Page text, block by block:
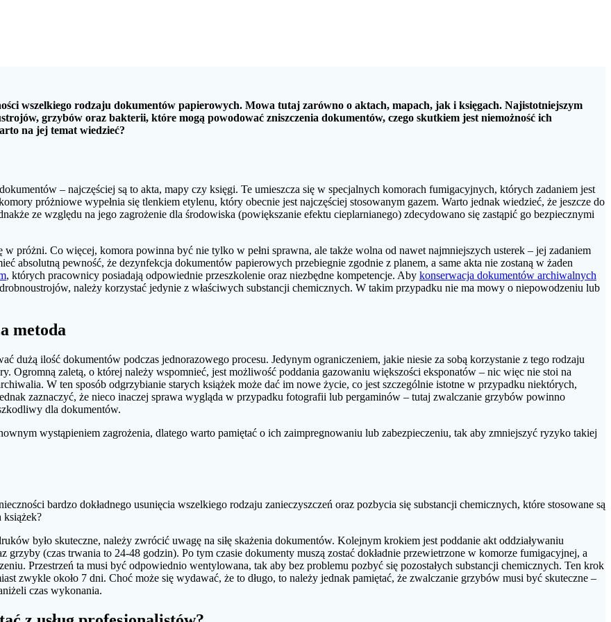
wszelkiego rodzaju dokumentów papierowych. Mowa tutaj zarówno o aktach, mapach, jak i księgach. Najistotniejszym
grzybów oraz bakterii, które mogą powodować zniszczenia dokumentów, czego skutkiem jest niemożność ich
na jej temat wiedzieć?
– najczęściej są to akta, mapy czy księgi. Te umieszcza się w specjalnych komorach fumigacyjnych, których zadaniem jest
próżniowe wypełnia się tlenkiem etylenu, który obecnie jest najczęściej stosowanym gazem. Warto jednak wiedzieć, że jeszcze do
ze względu na jego zagrożenie dla środowiska (powiększanie efektu cieplarnianego) zdecydowano się zastąpić go bezpiecznymi
próżni. Co więcej, komora powinna być nie tylko w pełni sprawna, ale także wolna od nawet najmniejszych usterek – jej zadaniem
absolutną pewność, że dezynfekcja dokumentów papierowych przebiegnie zgodnie z planem, a same akta nie zostaną w żaden
, których pracownicy posiadają odpowiednie przeszkolenie oraz niezbędne kompetencje. Aby konserwacja dokumentów archiwalnych
należy korzystać jedynie z właściwych substancji chemicznych. W takim przypadku nie ma mowy o niepowodzeniu lub
metoda
dużą ilość dokumentów podczas jednorazowego procesu. Jedynym ograniczeniem, jakie niesie za sobą korzystanie z tego rodzaju
Ogromną zaletą, o której należy wspomnieć, jest możliwość poddania gazowaniu większości eksponatów – nic więc nie stoi na
W ten sposób odgrzybianie starych książek może dać im nowe życie, co jest szczególnie istotne w przypadku niektórych,
zaznaczyć, że nieco inaczej sprawa wygląda w przypadku fotografii lub pergaminów – tutaj zwalczanie grzybów powinno
dla dokumentów.
wystąpieniem zagrożenia, dlatego warto pamiętać o ich zaimpregnowaniu lub zabezpieczeniu, tak aby zmniejszyć ryzyko takiej
bardzo dokładnego usunięcia wszelkiego rodzaju zanieczyszczeń oraz pozbycia się substancji chemicznych, które stosowane są
książek?
było skuteczne, należy zwrócić uwagę na siłę skażenia dokumentów. Kolejnym krokiem jest poddanie akt oddziaływaniu
(czas trwania to 24-48 godzin). Po tym czasie dokumenty muszą zostać dokładnie przewietrzone w komorze fumigacyjnej, a
Przestrzeń ta musi być odpowiednio wentylowana, tak aby bez problemu pozbyć się pozostałych substancji chemicznych. Ten krok
zwykle około 7 dni. Choć może się wydawać, że to długo, to należy jednak pamiętać, że zwalczanie grzybów musi być skuteczne –
czas wykonania.